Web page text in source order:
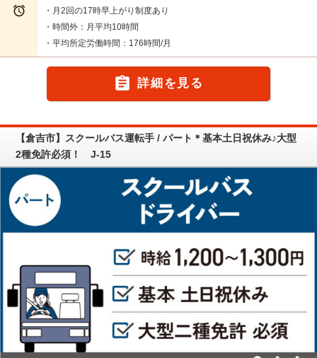

・月2回の17時早上がり制度あり
・時間外：月平均10時間
・平均所定労働時間：176時間/月
 詳細を見る
【倉吉市】スクールバス運転手 / パート＊基本土日祝休み♪大型
2種免許必須！ J-15